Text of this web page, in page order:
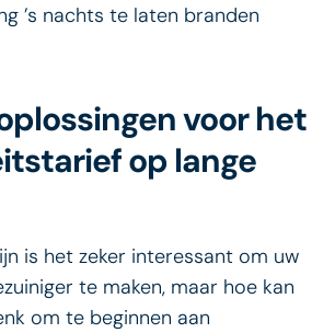
’s nachts te laten branden
voor het
op lange
is het zeker interessant om uw
te maken, maar hoe kan
om te beginnen aan